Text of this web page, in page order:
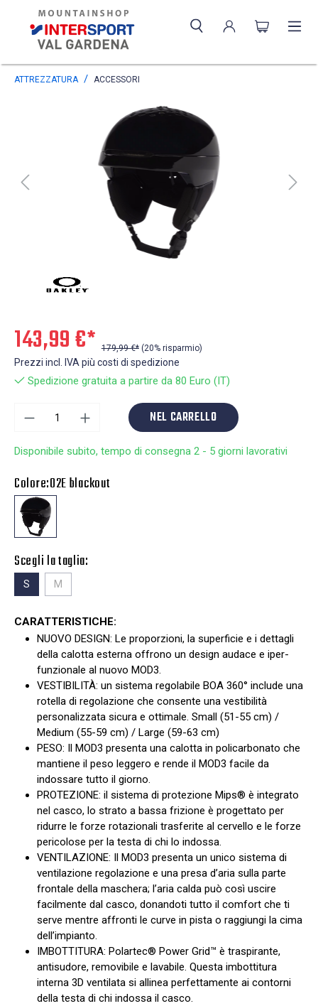
ATTREZZATURA ACCESSORI
143,99 €* 179,99 €* (20% risparmio)
Prezzi incl. IVA più costi di spedizione
Spedizione gratuita a partire da 80 Euro (IT)
NEL CARRELLO
Disponibile subito, tempo di consegna 2 - 5 giorni lavorativi
Colore:02E blackout
Scegli la taglia:
S M
CARATTERISTICHE:
NUOVO DESIGN: Le proporzioni, la superficie e i dettagli
della calotta esterna offrono un design audace e iper-
funzionale al nuovo MOD3.
VESTIBILITÀ: un sistema regolabile BOA 360° include una
rotella di regolazione che consente una vestibilità
personalizzata sicura e ottimale. Small (51-55 cm) /
Medium (55-59 cm) / Large (59-63 cm)
PESO: Il MOD3 presenta una calotta in policarbonato che
mantiene il peso leggero e rende il MOD3 facile da
indossare tutto il giorno.
PROTEZIONE: il sistema di protezione Mips® è integrato
nel casco, lo strato a bassa frizione è progettato per
ridurre le forze rotazionali trasferite al cervello e le forze
pericolose per la testa di chi lo indossa.
VENTILAZIONE: Il MOD3 presenta un unico sistema di
ventilazione regolazione e una presa d’aria sulla parte
frontale della maschera; l’aria calda può così uscire
facilmente dal casco, donandoti tutto il comfort che ti
serve mentre affronti le curve in pista o raggiungi la cima
dell’impianto.
IMBOTTITURA: Polartec® Power Grid™ è traspirante,
antisudore, removibile e lavabile. Questa imbottitura
interna 3D ventilata si allinea perfettamente ai contorni
della testa di chi indossa il casco.